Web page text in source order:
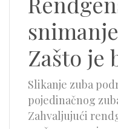
Zašto je
Slikanje zuba
pojedinačnog
Zahvaljujući